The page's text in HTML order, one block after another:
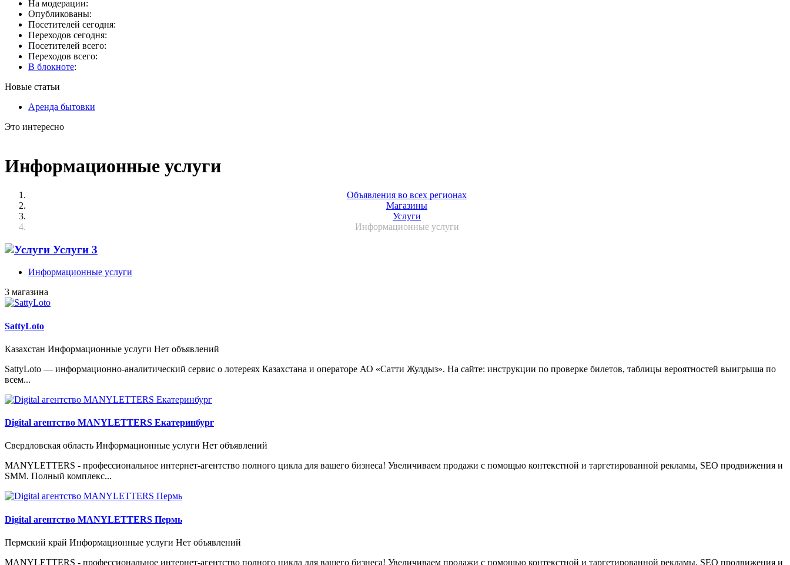
На модерации:
Опубликованы:
Посетителей сегодня:
Переходов сегодня:
Посетителей всего:
Переходов всего:
В блокноте:
Новые статьи
Аренда бытовки
Это интересно
Информационные услуги
Объявления во всех регионах
Магазины
Услуги
Информационные услуги
Услуги 3
Информационные услуги
3 магазина
SattyLoto
Казахстан Информационные услуги Нет объявлений
SattyLoto — информационно-аналитический сервис о лотереях Казахстана и операторе АО «Сатти Жулдыз». На сайте: инструкции по проверке билетов, таблицы вероятностей выигрыша по
всем...
Digital агентство MANYLETTERS Екатеринбург
Свердловская область Информационные услуги Нет объявлений
MANYLETTERS - профессиональное интернет-агентство полного цикла для вашего бизнеса! Увеличиваем продажи с помощью контекстной и таргетированной рекламы, SEO продвижения и
SMM. Полный комплекс...
Digital агентство MANYLETTERS Пермь
Пермский край Информационные услуги Нет объявлений
MANYLETTERS - профессиональное интернет-агентство полного цикла для вашего бизнеса! Увеличиваем продажи с помощью контекстной и таргетированной рекламы, SEO продвижения и